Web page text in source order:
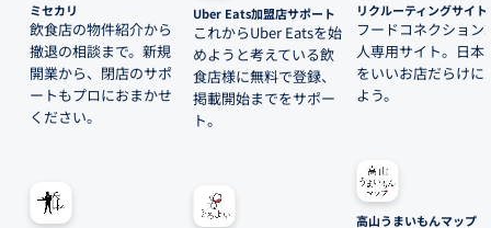
ミセカリ
飲食店の物件紹介から
撤退の相談まで。新規
開業から、閉店のサポ
ートもプロにおまかせ
ください。
Uber Eats加盟店サポート
これからUber Eatsを始
めようと考えている飲
食店様に無料で登録、
掲載開始までをサポー
ト。
リクルーティングサイト
フードコネクション
人専用サイト。日本
をいいお店だらけに
よう。
高山うまいもんマップ